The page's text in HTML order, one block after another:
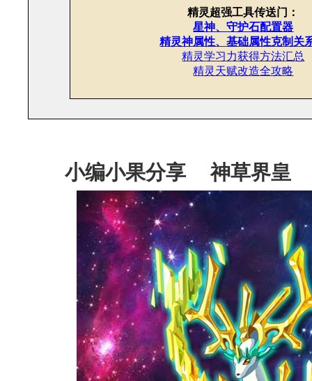
精灵超强工具传送门：
星神、守护石配置器
精灵神属性、基础属性克制关
精灵学习力获得方法汇总
精灵天赋改造全攻略
小编小果分享神草界皇